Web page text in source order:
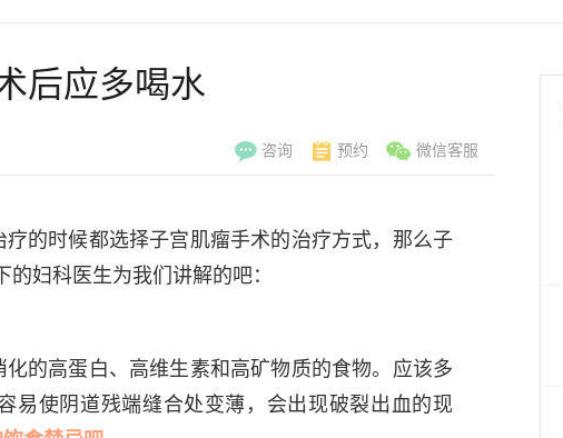
后应多喝水
咨询 预约 微信客服
的时候都选择子宫肌瘤手术的治疗方式，那么子
妇科医生为我们讲解的吧：
的高蛋白、高维生素和高矿物质的食物。应该多
易使阴道残端缝合处变薄，会出现破裂出血的现